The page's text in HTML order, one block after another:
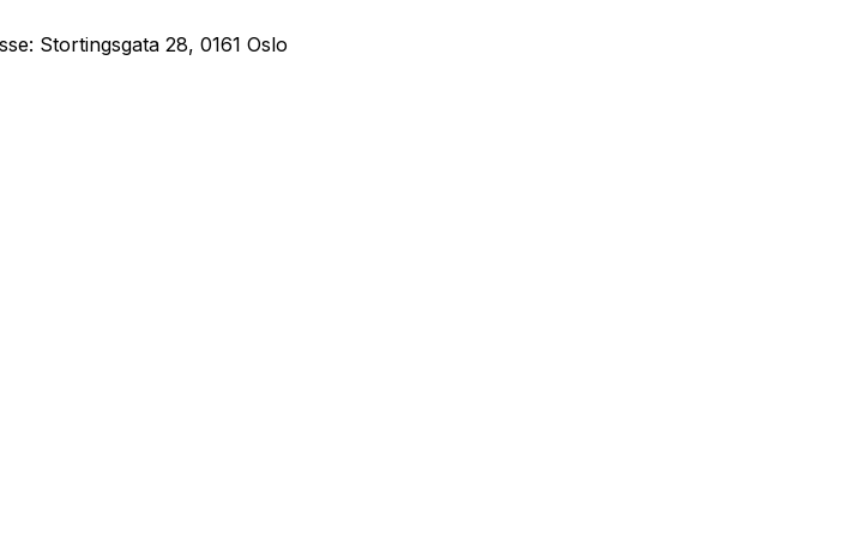
Stortingsgata 28, 0161 Oslo